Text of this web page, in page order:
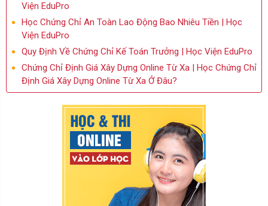
Viện EduPro
Học Chứng Chỉ An Toàn Lao Động Bao Nhiêu Tiền | Học
Viện EduPro
Quy Định Về Chứng Chỉ Kế Toán Trưởng | Học Viện EduPro
Chứng Chỉ Định Giá Xây Dựng Online Từ Xa | Học Chứng Chỉ
Định Giá Xây Dựng Online Từ Xa Ở Đâu?